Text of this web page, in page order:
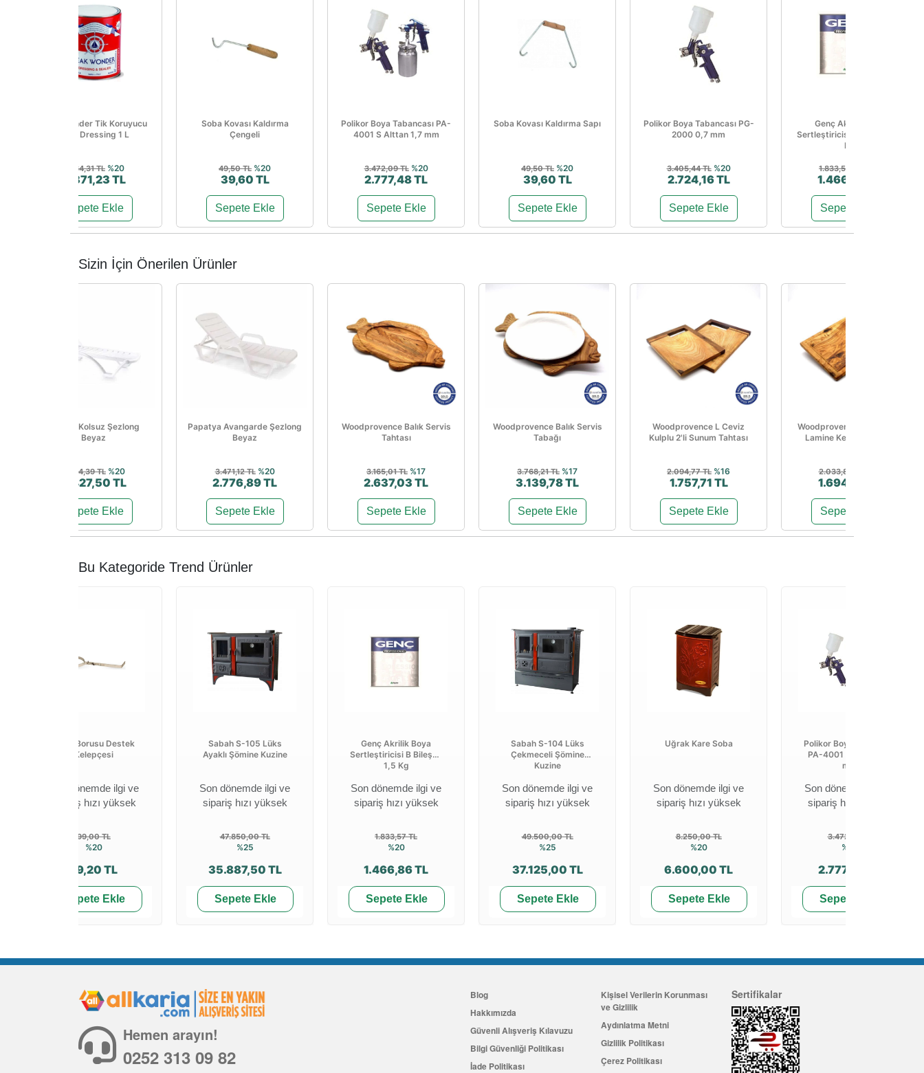
Teak Wonder Tik Koruyucu
Teak Dressing 1 L
5.464,31 TL %20
4.371,23 TL
Sepete Ekle
Soba Kovası Kaldırma
Çengeli
49,50 TL %20
39,60 TL
Sepete Ekle
Polikor Boya Tabancası PA-
4001 S Alttan 1,7 mm
3.472,09 TL %20
2.777,48 TL
Sepete Ekle
Soba Kovası Kaldırma Sapı
49,50 TL %20
39,60 TL
Sepete Ekle
Polikor Boya Tabancası PG-
2000 0,7 mm
3.405,44 TL %20
2.724,16 TL
Sepete Ekle
Genç Akrilik Boya
Sertleştiricisi B Bileşen 1,5
Kg
1.833,57 TL
1.466,86 TL
Sepete Ekle
Sizin İçin Önerilen Ürünler
Sunset Kolsuz Şezlong
Beyaz
5.534,39 TL %20
4.427,50 TL
Sepete Ekle
Papatya Avangarde Şezlong
Beyaz
3.471,12 TL %20
2.776,89 TL
Sepete Ekle
Woodprovence Balık Servis
Tahtası
3.165,01 TL %17
2.637,03 TL
Sepete Ekle
Woodprovence Balık Servis
Tabağı
3.768,21 TL %17
3.139,78 TL
Sepete Ekle
Woodprovence L Ceviz
Kulplu 2'li Sunum Tahtası
2.094,77 TL %16
1.757,71 TL
Sepete Ekle
Woodprovence Uzun Saplı
Lamine Kesme Tahtası
2.033,84 TL
1.694,86 TL
Sepete Ekle
Bu Kategoride Trend Ürünler
Soba Borusu Destek
Kelepçesi
Son dönemde ilgi ve
sipariş hızı yüksek
99,00 TL
%20
79,20 TL
Sepete Ekle
Sabah S-105 Lüks
Ayaklı Şömine Kuzine
Son dönemde ilgi ve
sipariş hızı yüksek
47.850,00 TL
%25
35.887,50 TL
Sepete Ekle
Genç Akrilik Boya
Sertleştiricisi B Bileşen
1,5 Kg
Son dönemde ilgi ve
sipariş hızı yüksek
1.833,57 TL
%20
1.466,86 TL
Sepete Ekle
Sabah S-104 Lüks
Çekmeceli Şömine
Kuzine
Son dönemde ilgi ve
sipariş hızı yüksek
49.500,00 TL
%25
37.125,00 TL
Sepete Ekle
Uğrak Kare Soba
Son dönemde ilgi ve
sipariş hızı yüksek
8.250,00 TL
%20
6.600,00 TL
Sepete Ekle
Polikor Boya Tabancası
PA-4001 S Alttan 1,7
mm
Son dönemde ilgi ve
sipariş hızı yüksek
3.472,09 TL
%20
2.777,48 TL
Sepete Ekle
Hemen arayın!
0252 313 09 82
Blog
Hakkımızda
Güvenli Alışveriş Kılavuzu
Bilgi Güvenliği Politikası
İade Politikası
Kişisel Verilerin Korunması
ve Gizlilik
Aydınlatma Metni
Gizlilik Politikası
Çerez Politikası
Sertifikalar